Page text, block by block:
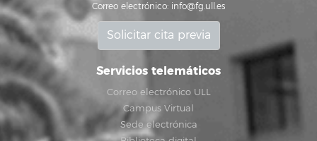
Correo electrónico: info@fg.ull.es
Solicitar cita previa
Servicios telemáticos
Correo electrónico ULL
Campus Virtual
Sede electrónica